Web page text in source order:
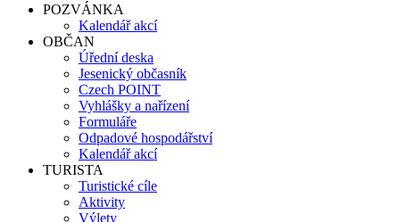
POZVÁNKA
Kalendář akcí
OBČAN
Úřední deska
Jesenický občasník
Czech POINT
Vyhlášky a nařízení
Formuláře
Odpadové hospodářství
Kalendář akcí
TURISTA
Turistické cíle
Aktivity
Výlety